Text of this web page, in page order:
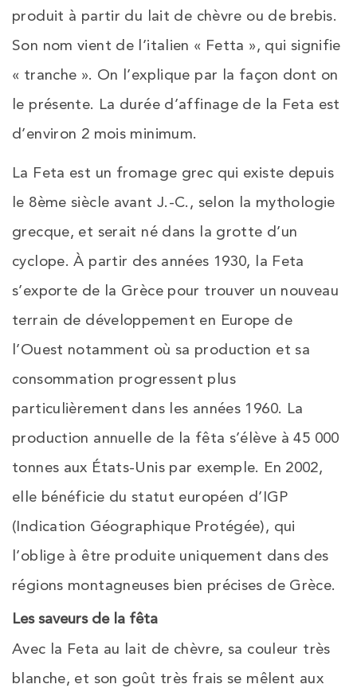
produit à partir du lait de chèvre ou de brebis.
Son nom vient de l’italien « Fetta », qui signifie
« tranche ». On l’explique par la façon dont on
le présente. La durée d’affinage de la Feta est
d’environ 2 mois minimum.
La Feta est un fromage grec qui existe depuis
le 8ème siècle avant J.-C., selon la mythologie
grecque, et serait né dans la grotte d’un
cyclope. À partir des années 1930, la Feta
s’exporte de la Grèce pour trouver un nouveau
terrain de développement en Europe de
l’Ouest notamment où sa production et sa
consommation progressent plus
particulièrement dans les années 1960. La
production annuelle de la fêta s’élève à 45 000
tonnes aux États-Unis par exemple. En 2002,
elle bénéficie du statut européen d’IGP
(Indication Géographique Protégée), qui
l’oblige à être produite uniquement dans des
régions montagneuses bien précises de Grèce.
Les saveurs de la fêta
Avec la Feta au lait de chèvre, sa couleur très
blanche, et son goût très frais se mêlent aux